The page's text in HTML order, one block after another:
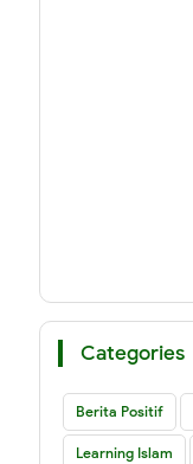
Categories
Berita Positif
Learning Islam